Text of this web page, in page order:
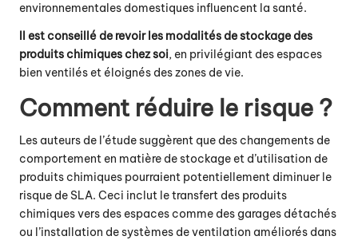
environnementales domestiques influencent la santé.
Il est conseillé de revoir les modalités de stockage des
produits chimiques chez soi, en privilégiant des espaces
bien ventilés et éloignés des zones de vie.
Comment réduire le risque ?
Les auteurs de l’étude suggèrent que des changements de
comportement en matière de stockage et d’utilisation de
produits chimiques pourraient potentiellement diminuer le
risque de SLA. Ceci inclut le transfert des produits
chimiques vers des espaces comme des garages détachés
ou l’installation de systèmes de ventilation améliorés dans